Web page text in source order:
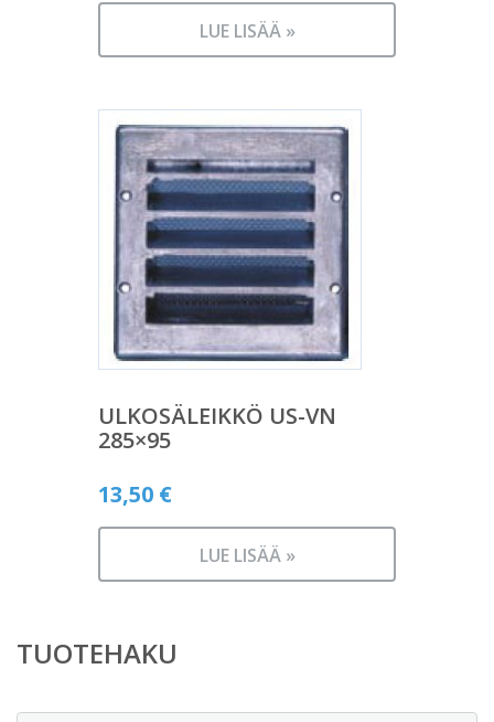
LUE LISÄÄ »
ULKOSÄLEIKKÖ US-VN
285×95
13,50 €
LUE LISÄÄ »
TUOTEHAKU